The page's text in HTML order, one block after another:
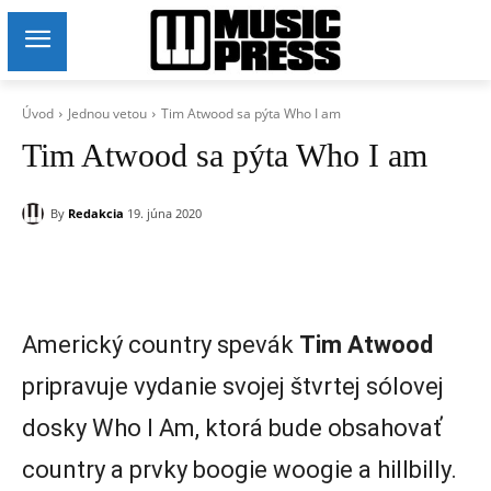
Úvod Jednou vetou Tim Atwood sa pýta Who I am
Tim Atwood sa pýta Who I am
By Redakcia 19. júna 2020
Americký country spevák Tim Atwood
pripravuje vydanie svojej štvrtej sólovej
dosky Who I Am, ktorá bude obsahovať
country a prvky boogie woogie a hillbilly.